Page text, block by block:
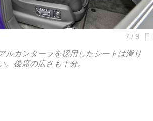
ルカンターラを採用したシートは滑り
。後席の広さも十分。